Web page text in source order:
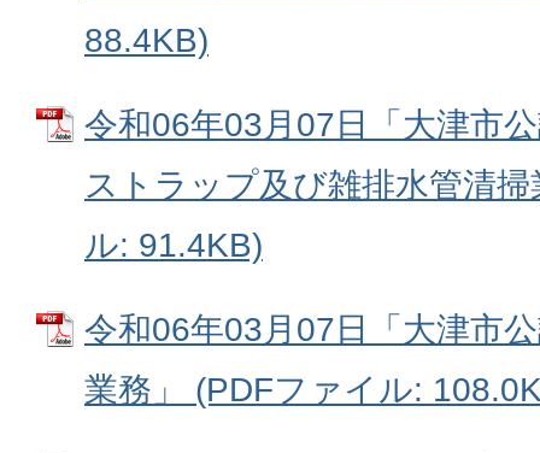
88.4KB)
令和06年03月07日「大津市
ストラップ及び雑排水管清
ル: 91.4KB)
令和06年03月07日「大津市
業務」 (PDFファイル: